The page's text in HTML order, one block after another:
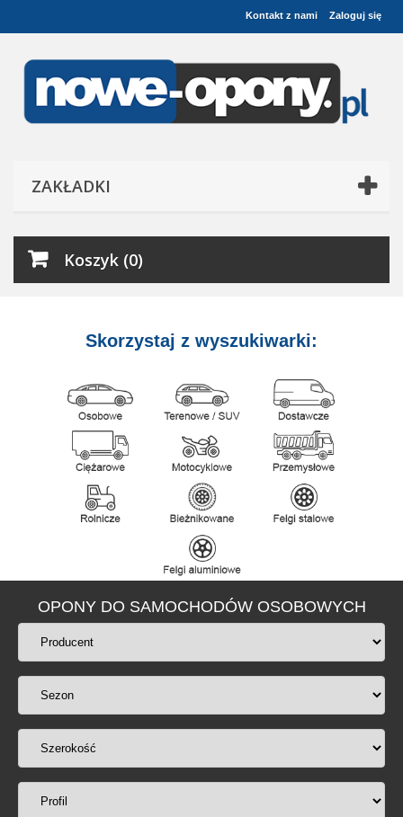
Zaloguj się
Kontakt z nami
ZAKŁADKI
Koszyk (0)
Skorzystaj z wyszukiwarki:
OPONY DO SAMOCHODÓW OSOBOWYCH